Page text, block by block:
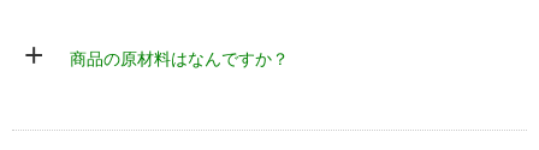
+ 商品の原材料はなんですか？